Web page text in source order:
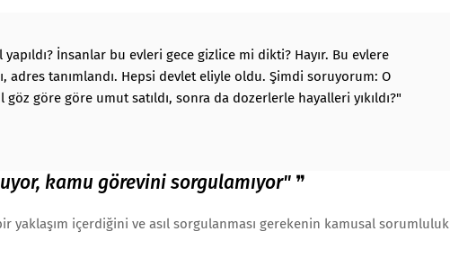
yapıldı? İnsanlar bu evleri gece gizlice mi dikti? Hayır. Bu evlere
tanımlandı. Hepsi devlet eliyle oldu. Şimdi soruyorum: O
göre göre umut satıldı, sonra da dozerlerle hayalleri yıkıldı?"
kamu görevini sorgulamıyor" ❞
yaklaşım içerdiğini ve asıl sorgulanması gerekenin kamusal sorumluluk